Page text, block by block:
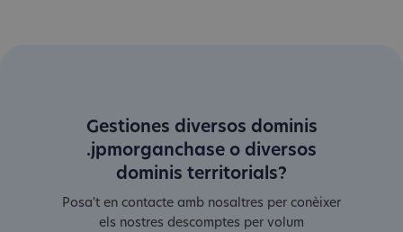
Gestiones diversos dominis
.jpmorganchase o diversos
dominis territorials?
Posa't en contacte amb nosaltres per conèixer
els nostres descomptes per volum